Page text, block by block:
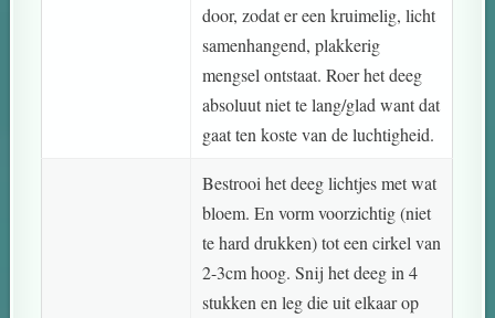
door, zodat er een kruimelig, licht
samenhangend, plakkerig
mengsel ontstaat. Roer het deeg
absoluut niet te lang/glad want dat
gaat ten koste van de luchtigheid.
Bestrooi het deeg lichtjes met wat
bloem. En vorm voorzichtig (niet
te hard drukken) tot een cirkel van
2-3cm hoog. Snij het deeg in 4
stukken en leg die uit elkaar op